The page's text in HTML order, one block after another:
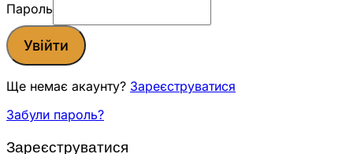
Пароль
Увійти
Ще немає акаунту? Зареєструватися
Забули пароль?
Зареєструватися